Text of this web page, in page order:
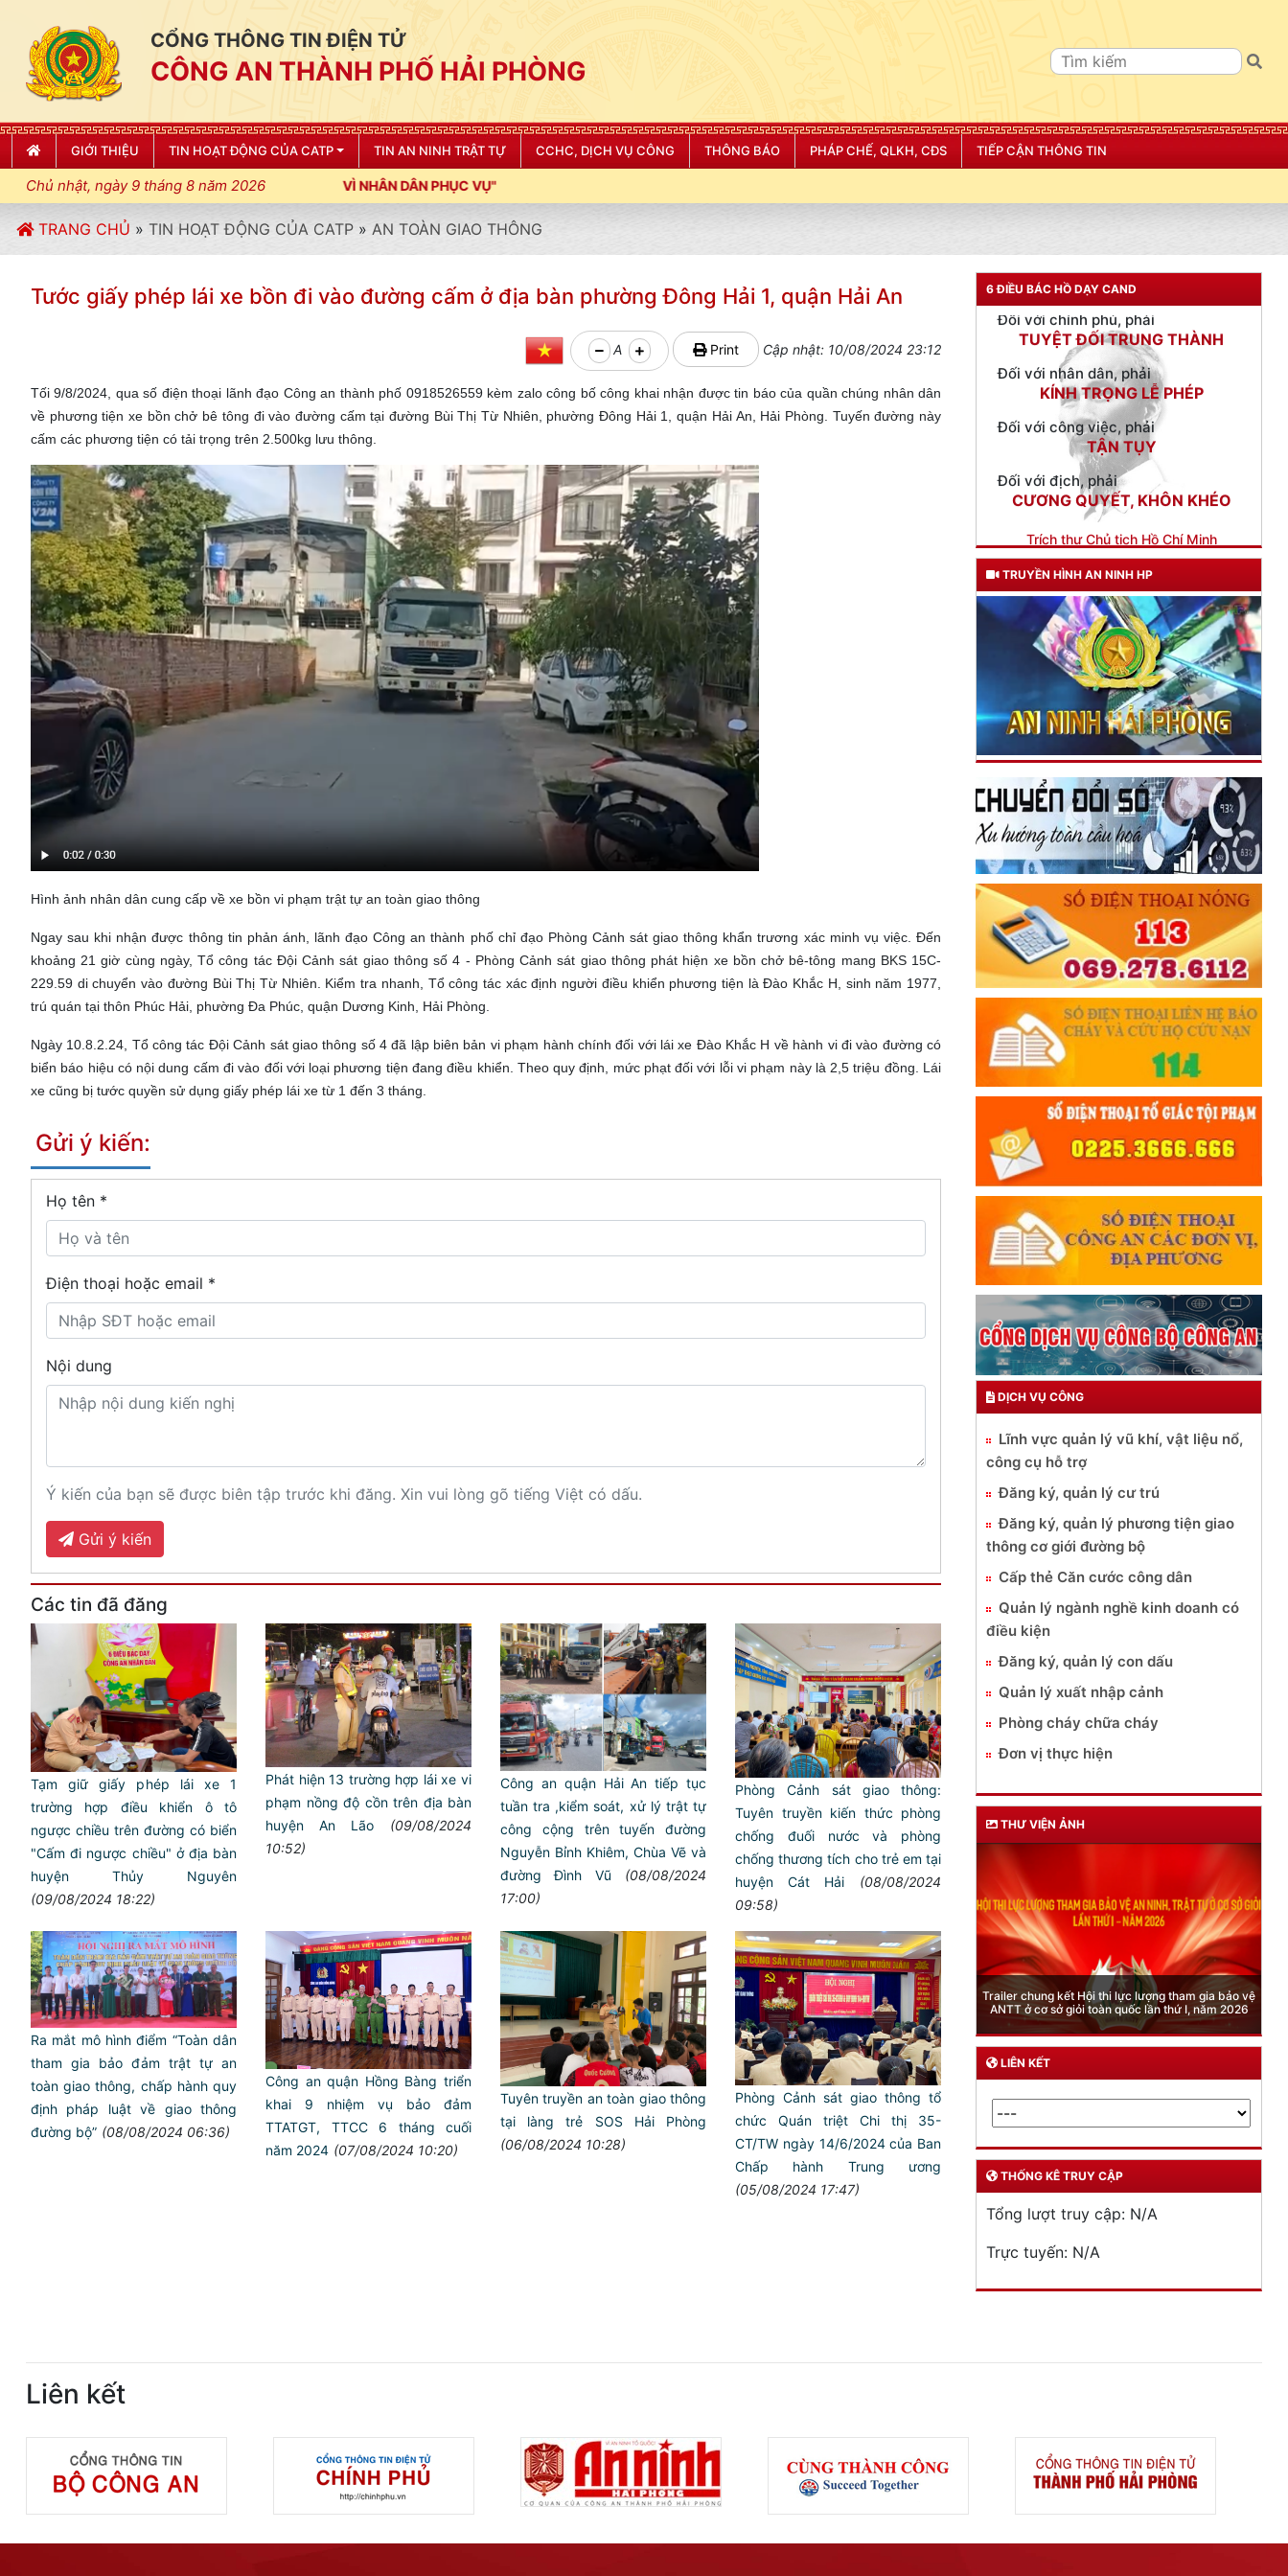
CỔNG THÔNG TIN ĐIỆN TỬ
CÔNG AN THÀNH PHỐ HẢI PHÒNG
GIỚI THIỆU TIN HOẠT ĐỘNG CỦA CATP TIN AN NINH TRẬT TỰ CCHC, DỊCH VỤ CÔNG THÔNG BÁO PHÁP CHẾ, QLKH, CĐS TIẾP CẬN THÔNG TIN
Chủ nhật, ngày 9 tháng 8 năm 2026
DỰNG NẾP SỐNG VĂN HÓA VÌ NHÂN DÂN PHỤC VỤ"
TRANG CHỦ » TIN HOẠT ĐỘNG CỦA CATP » AN TOÀN GIAO THÔNG
Tước giấy phép lái xe bồn đi vào đường cấm ở địa bàn phường Đông Hải 1, quận Hải An
A Print Cập nhật: 10/08/2024 23:12
Tối 9/8/2024, qua số điện thoại lãnh đạo Công an thành phố 0918526559 kèm zalo công bố công khai nhận được tin báo của quần chúng nhân dân
về phương tiện xe bồn chở bê tông đi vào đường cấm tại đường Bùi Thị Từ Nhiên, phường Đông Hải 1, quận Hải An, Hải Phòng. Tuyến đường này
cấm các phương tiện có tải trọng trên 2.500kg lưu thông.
Hình ảnh nhân dân cung cấp về xe bồn vi phạm trật tự an toàn giao thông
Ngay sau khi nhận được thông tin phản ánh, lãnh đạo Công an thành phố chỉ đạo Phòng Cảnh sát giao thông khẩn trương xác minh vụ việc. Đến
khoảng 21 giờ cùng ngày, Tổ công tác Đội Cảnh sát giao thông số 4 - Phòng Cảnh sát giao thông phát hiện xe bồn chở bê-tông mang BKS 15C-
229.59 di chuyển vào đường Bùi Thị Từ Nhiên. Kiểm tra nhanh, Tổ công tác xác định người điều khiển phương tiện là Đào Khắc H, sinh năm 1977,
trú quán tại thôn Phúc Hải, phường Đa Phúc, quận Dương Kinh, Hải Phòng.
Ngày 10.8.2.24, Tổ công tác Đội Cảnh sát giao thông số 4 đã lập biên bản vi phạm hành chính đối với lái xe Đào Khắc H về hành vi đi vào đường có
biển báo hiệu có nội dung cấm đi vào đối với loại phương tiện đang điều khiển. Theo quy định, mức phạt đối với lỗi vi phạm này là 2,5 triệu đồng. Lái
xe cũng bị tước quyền sử dụng giấy phép lái xe từ 1 đến 3 tháng.
Gửi ý kiến:
Họ tên *
Điện thoại hoặc email *
Nội dung
Ý kiến của bạn sẽ được biên tập trước khi đăng. Xin vui lòng gõ tiếng Việt có dấu.
Gửi ý kiến
Các tin đã đăng
Tạm giữ giấy phép lái xe 1
trường hợp điều khiển ô tô
ngược chiều trên đường có biển
"Cấm đi ngược chiều" ở địa bàn
huyện Thủy Nguyên
(09/08/2024 18:22)
Phát hiện 13 trường hợp lái xe vi
phạm nồng độ cồn trên địa bàn
huyện An Lão
(09/08/2024
10:52)
Công an quận Hải An tiếp tục
tuần tra ,kiểm soát, xử lý trật tự
công cộng trên tuyến đường
Nguyễn Bỉnh Khiêm, Chùa Vẽ và
đường Đình Vũ
(08/08/2024
17:00)
Phòng Cảnh sát giao thông:
Tuyên truyền kiến thức phòng
chống đuối nước và phòng
chống thương tích cho trẻ em tại
huyện Cát Hải
(08/08/2024
09:58)
Ra mắt mô hình điểm “Toàn dân
tham gia bảo đảm trật tự an
toàn giao thông, chấp hành quy
định pháp luật về giao thông
đường bộ” (08/08/2024 06:36)
Công an quận Hồng Bàng triển
khai 9 nhiệm vụ bảo đảm
TTATGT, TTCC 6 tháng cuối
năm 2024 (07/08/2024 10:20)
Tuyên truyền an toàn giao thông
tại làng trẻ SOS Hải Phòng
(06/08/2024 10:28)
Phòng Cảnh sát giao thông tổ
chức Quán triệt Chi thị 35-
CT/TW ngày 14/6/2024 của Ban
Chấp hành Trung ương
(05/08/2024 17:47)
6 ĐIỀU BÁC HỒ DẠY CAND
NGƯỜI CÔNG AN CÁCH MỆNH LÀ:
Đối với tự mình, phải
Đối với chính phủ, phải
TUYỆT ĐỐI TRUNG THÀNH
Đối với nhân dân, phải
KÍNH TRỌNG LỄ PHÉP
Đối với công việc, phải
TẬN TỤY
Đối với địch, phải
CƯƠNG QUYẾT, KHÔN KHÉO
Trích thư Chủ tịch Hồ Chí Minh
gửi Công an Khu XII,
ngày 11 tháng 3 năm 1948.
TRUYỀN HÌNH AN NINH HP
DỊCH VỤ CÔNG
Lĩnh vực quản lý vũ khí, vật liệu nổ,
công cụ hỗ trợ
Đăng ký, quản lý cư trú
Đăng ký, quản lý phương tiện giao
thông cơ giới đường bộ
Cấp thẻ Căn cước công dân
Quản lý ngành nghề kinh doanh có
điều kiện
Đăng ký, quản lý con dấu
Quản lý xuất nhập cảnh
Phòng cháy chữa cháy
Đơn vị thực hiện
THƯ VIỆN ẢNH
Trailer chung kết Hội thi lực lượng tham gia bảo vệ
ANTT ở cơ sở giỏi toàn quốc lần thứ I, năm 2026
Phòng Quản lý xuất nhập cảnh: Hướng dẫn những
quy định mới trong lĩnh vực xuất cảnh, nhập cảnh
của công dân việt nam từ ngày 01/7/2026
LIÊN KẾT
THỐNG KÊ TRUY CẬP
Tổng lượt truy cập: N/A
Trực tuyến: N/A
Liên kết